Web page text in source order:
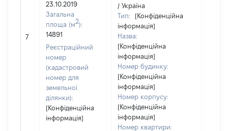
7
23.10.2019
Загальна
площа (м2):
14891
Реєстраційний
номер
(кадастровий
номер для
земельної
ділянки):
[Конфіденційна
інформація]
/ Україна
Тип:
[Конфіденційна
інформація]
Назва:
[Конфіденційна
інформація]
Номер будинку:
[Конфіденційна
інформація]
Номер корпусу:
[Конфіденційна
інформація]
Номер квартири: